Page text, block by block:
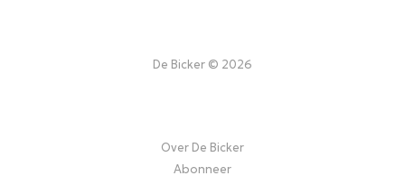
De Bicker © 2026
Over De Bicker
Abonneer